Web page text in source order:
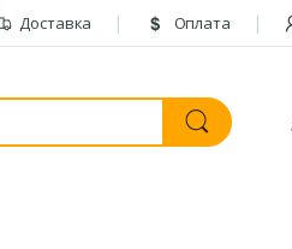
Доставка Оплата